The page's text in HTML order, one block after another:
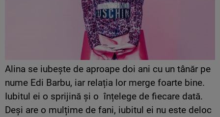
Alina se iubește de aproape doi ani cu un tânăr pe
nume Edi Barbu, iar relația lor merge foarte bine.
Iubitul ei o sprijină și o înțelege de fiecare dată.
Deși are o mulțime de fani, iubitul ei nu este deloc